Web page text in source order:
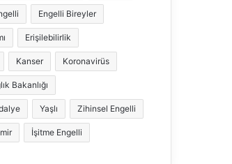
Engelli Bireyler
Erişilebilirlik
Kanser Koronavirüs
Bakanlığı
Yaşlı Zihinsel Engelli
İşitme Engelli